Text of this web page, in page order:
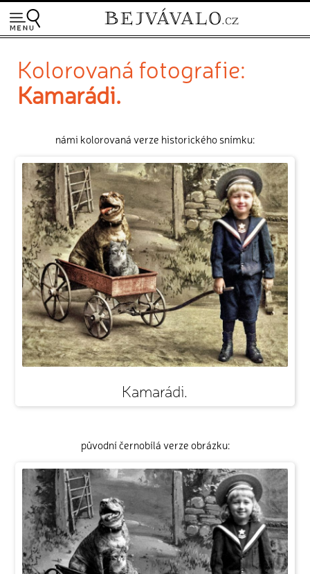
Kolorovaná fotografie:
Kamarádi.
námi kolorovaná verze historického snímku:
Kamarádi.
původní černobílá verze obrázku: